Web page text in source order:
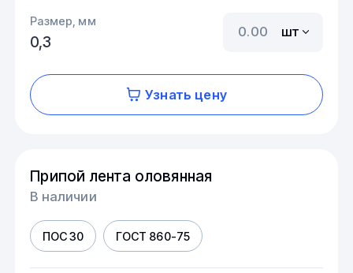
Размер, мм
0,3
шт
Узнать цену
Припой лента оловянная
В наличии
ПОС 30 ГОСТ 860-75